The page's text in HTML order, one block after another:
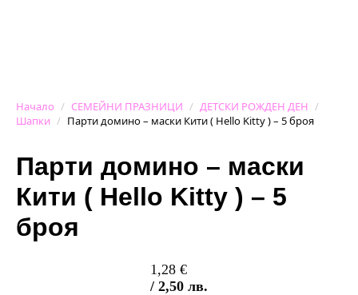
Начало СЕМЕЙНИ ПРАЗНИЦИ
ДЕТСКИ РОЖДЕН ДЕН
Шапки
Парти домино – маски Кити ( Hello Kitty ) – 5 броя
Парти домино – маски
Кити ( Hello Kitty ) – 5
броя
1,28 €
/ 2,50 лв.